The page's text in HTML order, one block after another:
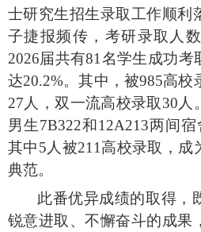
士研究生招生录取工作顺利
子捷报频传，考研录取人
2026届共有81 名学生成功考
达20.2%。其中，被985高校
27 人，双一流高校录取30 人
男生7B322和12A213两间宿
其中5 人被211高校录取，成
典范。
此番优异成绩的取得，
锐意进取、不懈奋斗的成果